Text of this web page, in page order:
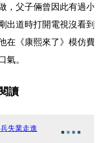
，父子倆曾因此有過小
出道時打開電視沒看到
在《康熙來了》模仿費
。
讀
失業走進